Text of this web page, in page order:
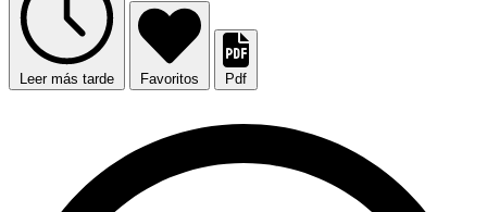
Leer más tarde Favoritos Pdf